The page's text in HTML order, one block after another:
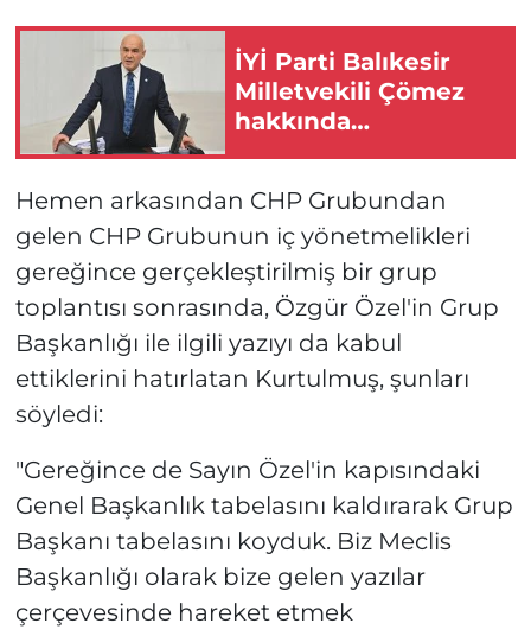
İYİ Parti Balıkesir
Milletvekili Çömez
hakkında
Hemen arkasından CHP Grubundan
gelen CHP Grubunun iç yönetmelikleri
gereğince gerçekleştirilmiş bir grup
toplantısı sonrasında, Özgür Özel'in Grup
Başkanlığı ile ilgili yazıyı da kabul
ettiklerini hatırlatan Kurtulmuş, şunları
söyledi:
"Gereğince de Sayın Özel'in kapısındaki
Genel Başkanlık tabelasını kaldırarak Grup
Başkanı tabelasını koyduk. Biz Meclis
Başkanlığı olarak bize gelen yazılar
çerçevesinde hareket etmek